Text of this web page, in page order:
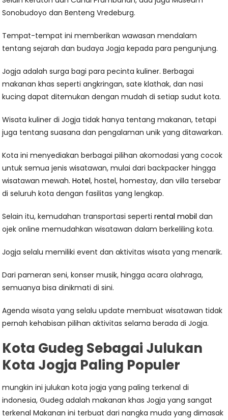
Sonobudoyo dan Benteng Vredeburg.
Tempat-tempat ini memberikan wawasan mendalam
tentang sejarah dan budaya Jogja kepada para pengunjung.
Jogja adalah surga bagi para pecinta kuliner. Berbagai
makanan khas seperti angkringan, sate klathak, dan nasi
kucing dapat ditemukan dengan mudah di setiap sudut kota.
Wisata kuliner di Jogja tidak hanya tentang makanan, tetapi
juga tentang suasana dan pengalaman unik yang ditawarkan.
Kota ini menyediakan berbagai pilihan akomodasi yang cocok
untuk semua jenis wisatawan, mulai dari backpacker hingga
wisatawan mewah.Hotel, hostel, homestay, dan villa tersebar
di seluruh kota dengan fasilitas yang lengkap.
Selain itu, kemudahan transportasi sepertirental mobil dan
ojek online memudahkan wisatawan dalam berkeliling kota.
Jogja selalu memiliki event dan aktivitas wisata yang menarik.
Dari pameran seni, konser musik, hingga acara olahraga,
semuanya bisa dinikmati di sini.
Agenda wisata yang selalu update membuat wisatawan tidak
pernah kehabisan pilihan aktivitas selama berada di Jogja.
Kota Gudeg Sebagai Julukan
Kota Jogja Paling Populer
mungkin ini julukan kota jogja yang paling terkenal di
indonesia, Gudeg adalah makanan khas Jogja yang sangat
terkenal Makanan ini terbuat dari nangka muda yang dimasak